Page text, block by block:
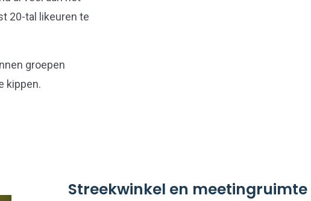
20-tal likeuren te
groepen
kippen.
Streekwinkel en meetingruimte